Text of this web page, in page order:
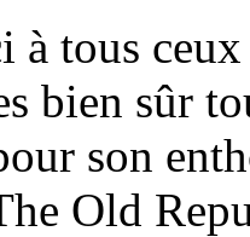
à tous
bien sûr
son
Old